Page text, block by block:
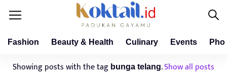
Fashion Beauty & Health Culinary Events
Showing posts with the tag bunga telang.Show all posts